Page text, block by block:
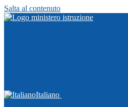
Salta al contenuto
Italiano